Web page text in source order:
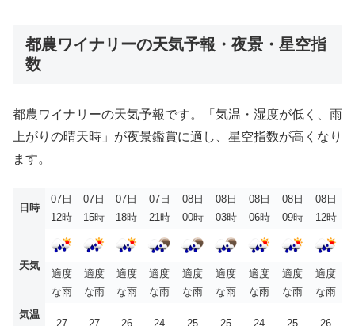
都農ワイナリーの天気予報・夜景・星空指
数
都農ワイナリーの天気予報です。「気温・湿度が低く、雨
上がりの晴天時」が夜景鑑賞に適し、星空指数が高くなり
ます。
日時
07日
12時
07日
15時
07日
18時
07日
21時
08日
00時
08日
03時
08日
06時
08日
09時
08日
12時
天気
適度
な雨
適度
な雨
適度
な雨
適度
な雨
適度
な雨
適度
な雨
適度
な雨
適度
な雨
適度
な雨
気温
27 27 26 24 25 25 24 25 26